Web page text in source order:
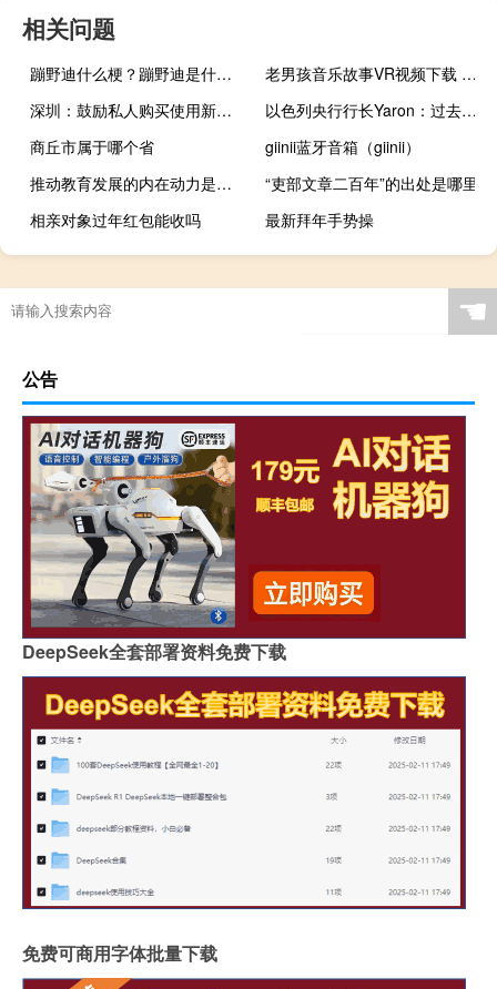
相关问题
蹦野迪什么梗？蹦野迪是什么意思什么梗
老男孩音乐故事VR视频下载 272MB 音乐MV类
深圳：鼓励私人购买使用新能源汽车引导燃油车更新置换为新能源汽车
以色列央行行长Yaron：过去的经验表明以色列公共财政在军事冲突中表现出了强大的韧性
商丘市属于哪个省
giinii蓝牙音箱（giinii）
推动教育发展的内在动力是什么
“吏部文章二百年”的出处是哪里
相亲对象过年红包能收吗
最新拜年手势操
☚
公告
DeepSeek全套部署资料免费下载
免费可商用字体批量下载